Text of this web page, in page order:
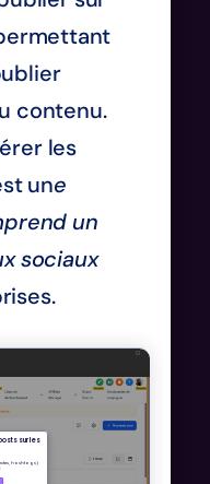
contenu.
les
une
un
sociaux